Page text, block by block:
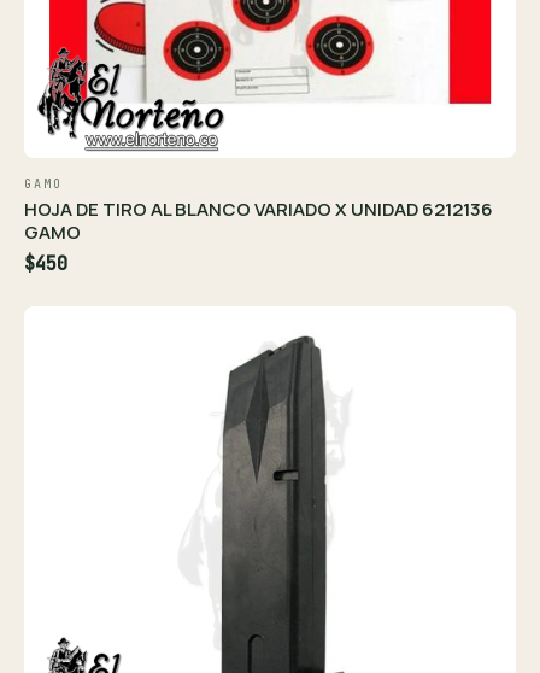
GAMO
HOJA DE TIRO AL BLANCO VARIADO X UNIDAD 6212136
GAMO
$450